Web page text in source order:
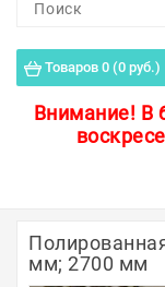
Товаров 0 (0 руб.)
Внимание! В
Пороги для пола
Защитные
Полосы из
мм; 2700 мм